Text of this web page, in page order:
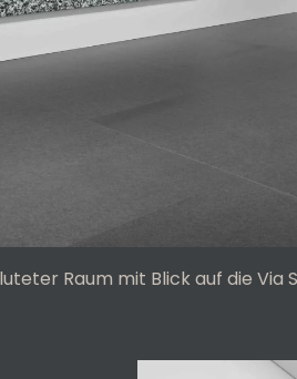
Raum mit Blick auf die Via